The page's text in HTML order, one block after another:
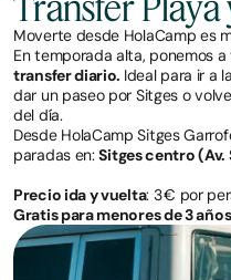
Moverte desde HolaCamp es
En temporada alta, ponemos
transfer diario. Ideal para ir a
dar un paseo por Sitges o
del día.
Desde HolaCamp Sitges
paradas en:Sitges centro (Av.
Precio ida y vuelta: 3 € por
Gratis para menores de 3 años